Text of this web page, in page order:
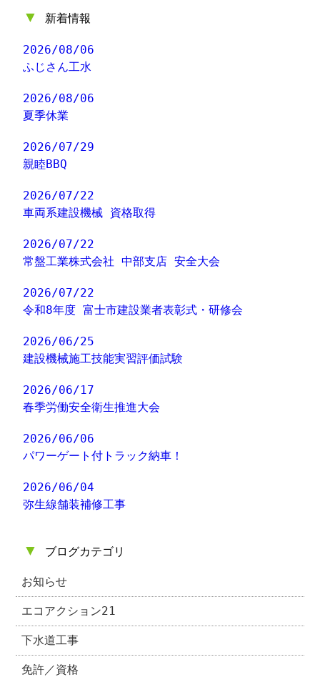
▼ 新着情報
2026/08/06
ふじさん工水
2026/08/06
夏季休業
2026/07/29
親睦BBQ
2026/07/22
車両系建設機械 資格取得
2026/07/22
常盤工業株式会社 中部支店 安全大会
2026/07/22
令和8年度 富士市建設業者表彰式・研修会
2026/06/25
建設機械施工技能実習評価試験
2026/06/17
春季労働安全衛生推進大会
2026/06/06
パワーゲート付トラック納車！
2026/06/04
弥生線舗装補修工事
▼ ブログカテゴリ
お知らせ
エコアクション21
下水道工事
免許／資格